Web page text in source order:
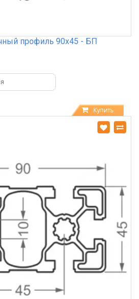
профиль 90х45 - БП
Купить